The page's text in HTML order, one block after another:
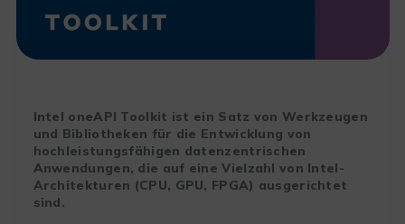
Intel oneAPI Toolkit ist ein Satz von Werkzeugen
und Bibliotheken für die Entwicklung von
hochleistungsfähigen datenzentrischen
Anwendungen, die auf eine Vielzahl von Intel-
Architekturen (CPU, GPU, FPGA) ausgerichtet
sind.